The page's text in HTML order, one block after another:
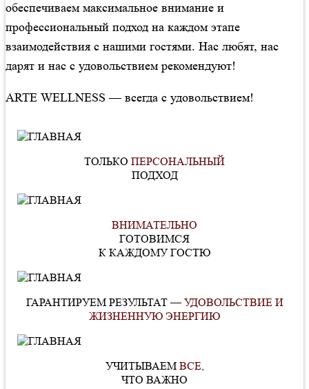
ОЖИВЛЯЙТЕ ЧУВСТВА,
обеспечиваем максимальное внимание и
профессиональный подход на каждом этапе
взаимодействия с нашими гостями. Нас любят, нас
дарят и нас с удовольствием рекомендуют!
ARTE WELLNESS — всегда с удовольствием!
ТОЛЬКО ПЕРСОНАЛЬНЫЙ
ПОДХОД
ВНИМАТЕЛЬНО
ГОТОВИМСЯ
К КАЖДОМУ ГОСТЮ
ГАРАНТИРУЕМ РЕЗУЛЬТАТ —УДОВОЛЬСТВИЕ И
ЖИЗНЕННУЮ ЭНЕРГИЮ
УЧИТЫВАЕМ ВСЕ,
ЧТО ВАЖНО